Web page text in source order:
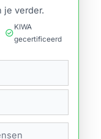
je verder.
check_circle
KIWA
gecertificeerd